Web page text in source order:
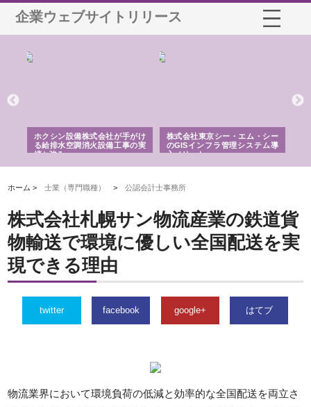
企業ウェブサイトリリース
ホクシン設備株式会社が手がけ
る給排水空調消火設備工事の実
績と強み
株式会社東京シー・エム・シー
のGISインフラ管理システム導
入メリット
ホーム >士業（専門職種） >公認会計士事務所
株式会社札幌サン物流産業の鉄道貨
物輸送で環境に優しい全国配送を実
現できる理由
twitter facebook google+ はてブ
物流業界において環境負荷の低減と効率的な全国配送を両立さ